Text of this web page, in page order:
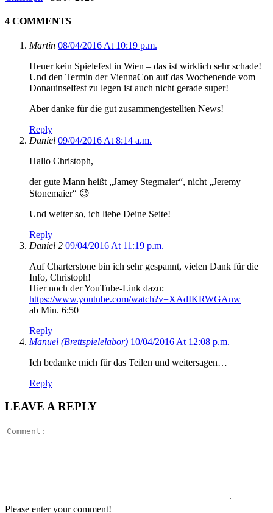
4 COMMENTS
Martin 08/04/2016 At 10:19 p.m.
Heuer kein Spielefest in Wien – das ist wirklich sehr schade!
Und den Termin der ViennaCon auf das Wochenende vom
Donauinselfest zu legen ist auch nicht gerade super!
Aber danke für die gut zusammengestellten News!
Reply
Daniel 09/04/2016 At 8:14 a.m.
Hallo Christoph,
der gute Mann heißt „Jamey Stegmaier“, nicht „Jeremy
Stonemaier“ 😉
Und weiter so, ich liebe Deine Seite!
Reply
Daniel 2 09/04/2016 At 11:19 p.m.
Auf Charterstone bin ich sehr gespannt, vielen Dank für die
Info, Christoph!
Hier noch der YouTube-Link dazu:
https://www.youtube.com/watch?v=XAdIKRWGAnw
ab Min. 6:50
Reply
Manuel (Brettspielelabor) 10/04/2016 At 12:08 p.m.
Ich bedanke mich für das Teilen und weitersagen…
Reply
LEAVE A REPLY
Please enter your comment!